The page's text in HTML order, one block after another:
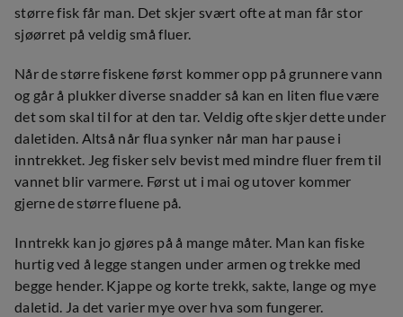
større fisk får man. Det skjer svært ofte at man får stor
sjøørret på veldig små fluer.
Når de større fiskene først kommer opp på grunnere vann
og går å plukker diverse snadder så kan en liten flue være
det som skal til for at den tar. Veldig ofte skjer dette under
daletiden. Altså når flua synker når man har pause i
inntrekket. Jeg fisker selv bevist med mindre fluer frem til
vannet blir varmere. Først ut i mai og utover kommer
gjerne de større fluene på.
Inntrekk kan jo gjøres på å mange måter. Man kan fiske
hurtig ved å legge stangen under armen og trekke med
begge hender. Kjappe og korte trekk, sakte, lange og mye
daletid. Ja det varier mye over hva som fungerer.